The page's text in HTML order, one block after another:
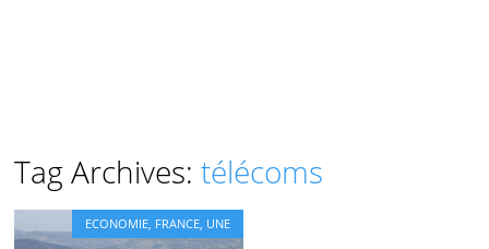
Tag Archives:télécoms
ECONOMIE FRANCE UNE